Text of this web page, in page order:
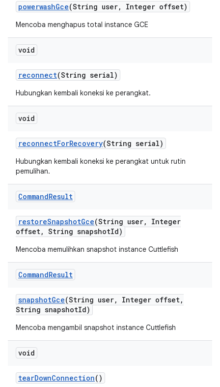
powerwashGce(String user, Integer offset)
Mencoba menghapus total instance GCE
void
reconnect(String serial)
Hubungkan kembali koneksi ke perangkat.
void
reconnectForRecovery(String serial)
Hubungkan kembali koneksi ke perangkat untuk rutin
pemulihan.
CommandResult
restoreSnapshotGce(String user,
Integer
offset, String snapshotId)
Mencoba memulihkan snapshot instance Cuttlefish
CommandResult
snapshotGce(String user, Integer offset,
String snapshotId)
Mencoba mengambil snapshot instance Cuttlefish
void
tearDownConnection()